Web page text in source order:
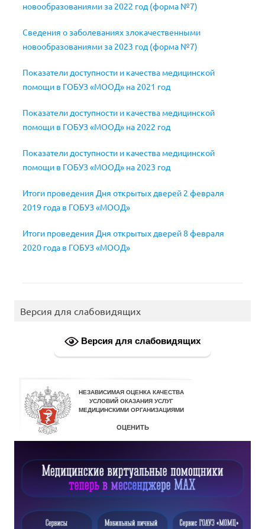
новообразованиями за 2022 год (форма №7)
Сведения о заболеваниях злокачественными
новообразованиями за 2023 год (форма №7)
Показатели доступности и качества медицинской
помощи в ГОБУЗ «МООД» на 2021 год
Показатели доступности и качества медицинской
помощи в ГОБУЗ «МООД» на 2022 год
Показатели доступности и качества медицинской
помощи в ГОБУЗ «МООД» на 2023 год
Итоги проведения Дня открытых дверей 2 февраля
2019 года в ГОБУЗ «МООД»
Итоги проведения Дня открытых дверей 8 февраля
2020 года в ГОБУЗ «МООД»
Версия для слабовидящих
Версия для слабовидящих